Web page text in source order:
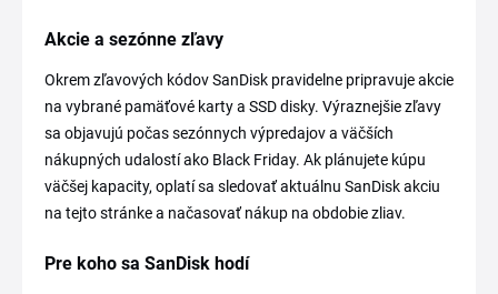
Akcie a sezónne zľavy
Okrem zľavových kódov SanDisk pravidelne pripravuje akcie
na vybrané pamäťové karty a SSD disky. Výraznejšie zľavy
sa objavujú počas sezónnych výpredajov a väčších
nákupných udalostí ako Black Friday. Ak plánujete kúpu
väčšej kapacity, oplatí sa sledovať aktuálnu SanDisk akciu
na tejto stránke a načasovať nákup na obdobie zliav.
Pre koho sa SanDisk hodí